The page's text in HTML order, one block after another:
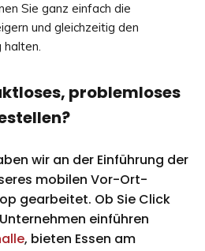
Sie ganz einfach die
und gleichzeitig den
halten.
problemloses
wir an der Einführung der
mobilen Vor-Ort-
gearbeitet. Ob Sie Click
einführen
, bieten Essen am